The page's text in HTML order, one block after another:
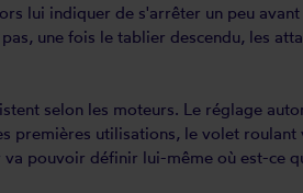
lui indiquer de s'arrêter un peu avant
une fois le tablier descendu, les
selon les moteurs. Le réglage
premières utilisations, le volet
pouvoir définir lui-même où est-ce